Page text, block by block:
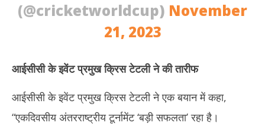
(@cricketworldcup) November
21, 2023
आईसीसी के इवेंट प्रमुख क्रिस टेटली ने की तारीफ
आईसीसी के इवेंट प्रमुख क्रिस टेटली ने एक बयान में कहा,
“एकदिवसीय अंतरराष्ट्रीय टूर्नामेंट ‘बड़ी सफलता’ रहा है।